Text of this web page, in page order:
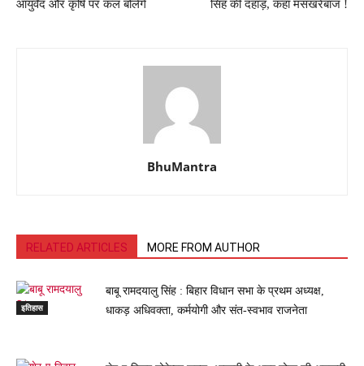
आयुर्वेद और कृषि पर कल बोलेंगे
सिंह की दहाड़, कहा मसखरेबाज !
BhuMantra
RELATED ARTICLES MORE FROM AUTHOR
इतिहास
बाबू रामदयालु सिंह : बिहार विधान सभा के प्रथम अध्यक्ष,
धाकड़ अधिवक्ता, कर्मयोगी और संत-स्वभाव राजनेता